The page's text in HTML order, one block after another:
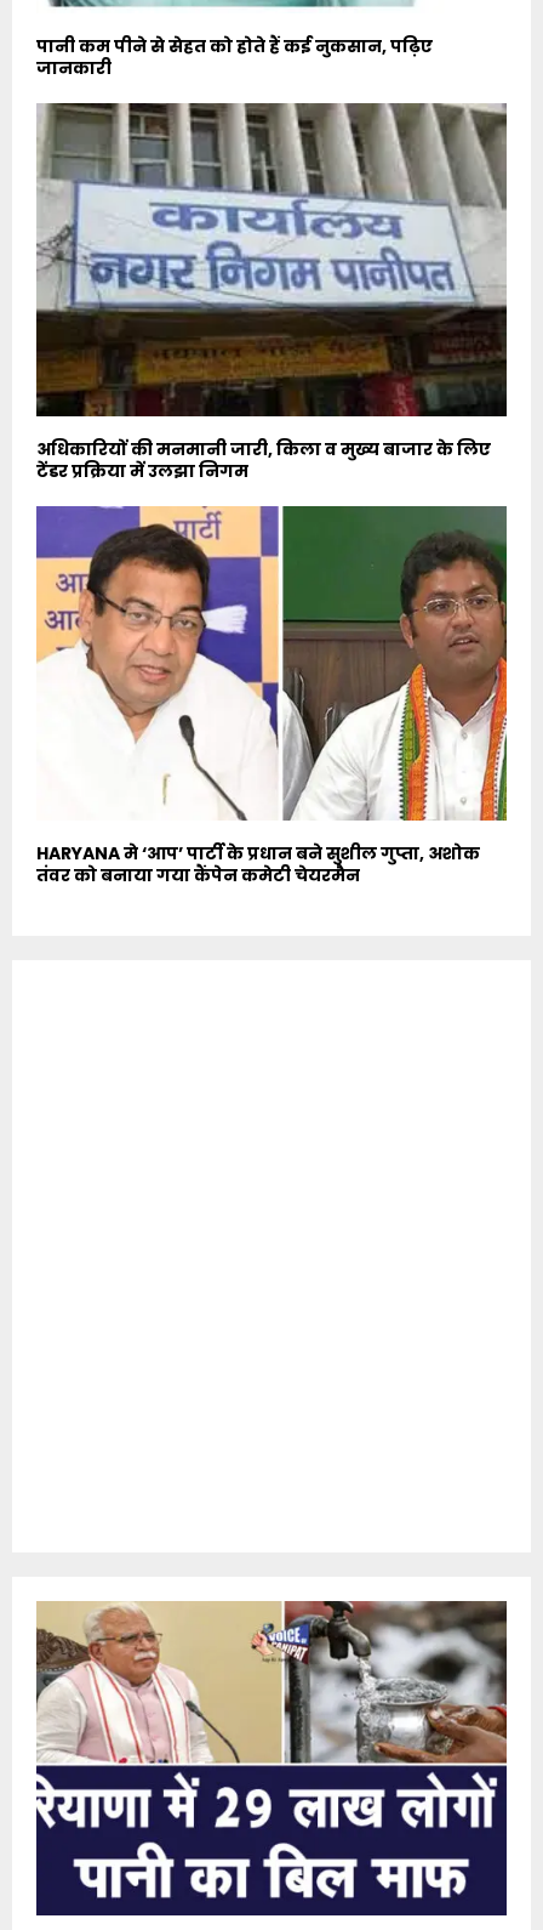
पानी कम पीने से सेहत को होते हैं कई नुकसान, पढ़िए
जानकारी
अधिकारियों की मनमानी जारी, किला व मुख्य बाजार के लिए
टेंडर प्रक्रिया में उलझा निगम
HARYANA मे ‘आप’ पार्टी के प्रधान बने सुशील गुप्ता, अशोक
तंवर को बनाया गया कैंपेन कमेटी चेयरमैन